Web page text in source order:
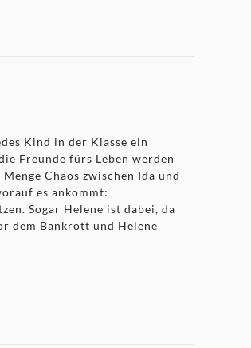
Kind in der Klasse ein
Freunde fürs Leben werden
Chaos zwischen Ida und
es ankommt:
Sogar Helene ist dabei, da
dem Bankrott und Helene